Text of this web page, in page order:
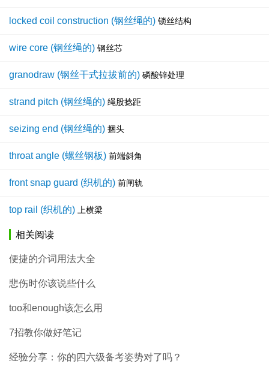
locked coil construction (钢丝绳的) 锁丝结构
wire core (钢丝绳的) 钢丝芯
granodraw (钢丝干式拉拔前的) 磷酸锌处理
strand pitch (钢丝绳的) 绳股捻距
seizing end (钢丝绳的) 捆头
throat angle (螺丝钢板) 前端斜角
front snap guard (织机的) 前闸轨
top rail (织机的) 上横梁
相关阅读
便捷的介词用法大全
悲伤时你该说些什么
too和enough该怎么用
7招教你做好笔记
经验分享：你的四六级备考姿势对了吗？